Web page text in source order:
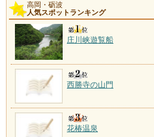
高岡・砺波
人気スポットランキング
庄川峡遊覧船
西勝寺の山門
花椿温泉